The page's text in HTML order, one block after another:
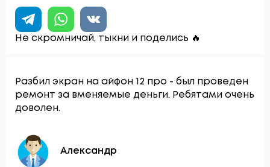
Не скромничай, тыкни и поделись 🔥
Разбил экран на айфон 12 про - был проведен
ремонт за вменяемые деньги. Ребятами очень
доволен.
Александр